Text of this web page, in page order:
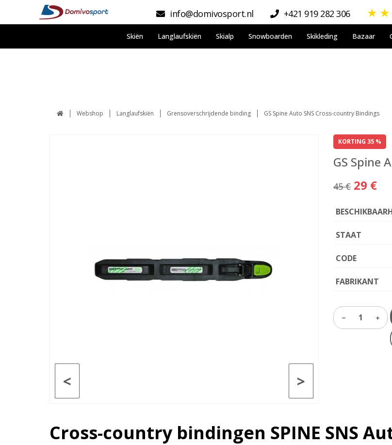
info@domivosport.nl +421 919 282 306 ★ ★
Skiën Langlaufskiën Skialp Snowboarden Skikleding Bazaar
Webshop Langlaufskiën Grensoverschrijdende binding GS Spine Auto SNS Cross-country Bindings
>
<
KORTING 35 %
GS Spine
45 € 29 €
STAAT
CODE
FABRIKANT
1
Cross-country bindingen SPINE SNS